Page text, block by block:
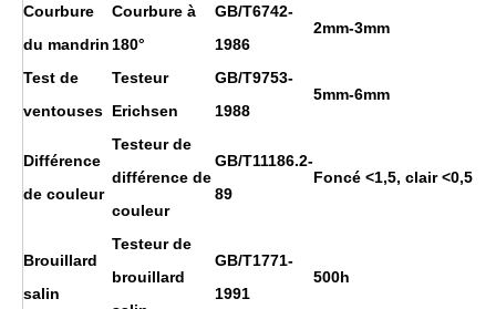
Courbure
du mandrin
Courbure à
180°
GB/T6742-
1986
2mm-3mm
Test de
ventouses
Testeur
Erichsen
GB/T9753-
1988
5mm-6mm
Différence
de couleur
Testeur de
différence de
couleur
GB/T11186.2-
89
Foncé <1,5, clair <0,5
Brouillard
salin
Testeur de
brouillard
GB/T1771-
1991
500h